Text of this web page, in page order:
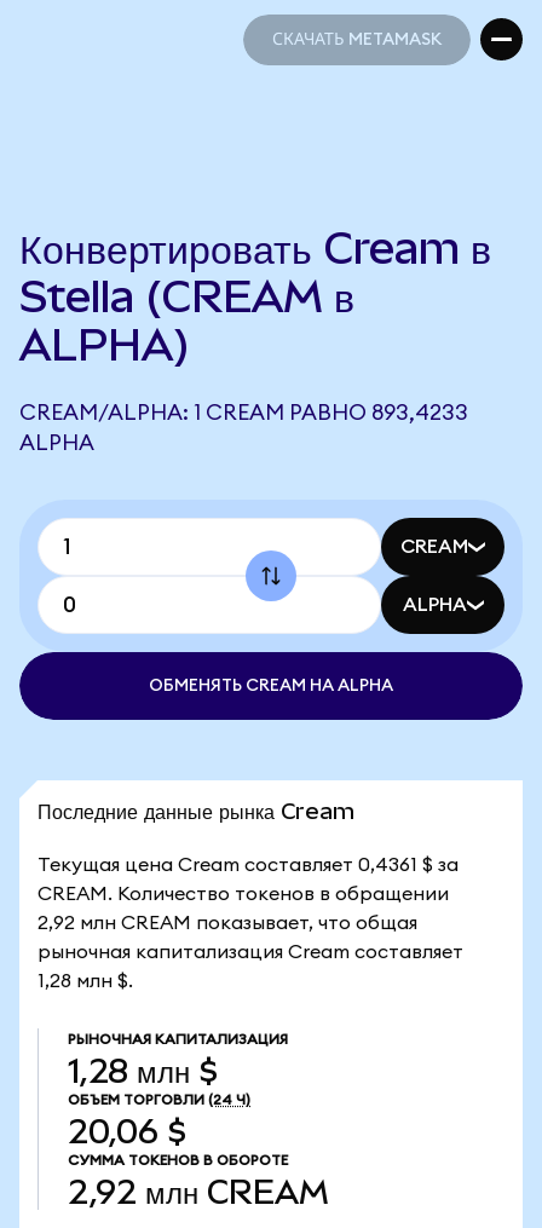
СКАЧАТЬ METAMASK
Конвертировать Cream в
Stella (CREAM в
ALPHA)
CREAM/ALPHA: 1 CREAM РАВНО 893,4233
ALPHA
CREAM
ALPHA
ОБМЕНЯТЬ CREAM НА ALPHA
Последние данные рынка Cream
Текущая цена Cream составляет 0,4361 $ за
CREAM. Количество токенов в обращении
2,92 млн CREAM показывает, что общая
рыночная капитализация Cream составляет
1,28 млн $.
РЫНОЧНАЯ КАПИТАЛИЗАЦИЯ
1,28 млн $
ОБЪЕМ ТОРГОВЛИ (24 Ч)
20,06 $
СУММА ТОКЕНОВ В ОБОРОТЕ
2,92 млн CREAM